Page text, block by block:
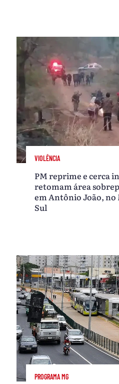
VIOLÊNCIA
PM reprime e cerca
retomam área
em Antônio João, no
Sul
PROGRAMA MG